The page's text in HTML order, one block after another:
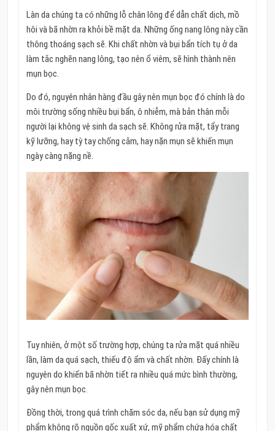
Làn da chúng ta có những lỗ chân lông để dẫn chất dịch, mồ
hôi và bã nhờn ra khỏi bề mặt da. Những ống nang lông này cần
thông thoáng sạch sẽ. Khi chất nhờn và bụi bẩn tích tụ ở da
làm tắc nghẽn nang lông, tạo nên ổ viêm, sẽ hình thành nên
mụn bọc.
Do đó, nguyên nhân hàng đầu gây nên mụn bọc đó chính là do
môi trường sống nhiều bụi bẩn, ô nhiễm, mà bản thân mỗi
người lại không vệ sinh da sạch sẽ. Không rửa mặt, tẩy trang
kỹ lưỡng, hay tỳ tay chống cằm, hay nặn mụn sẽ khiến mụn
ngày càng nặng nề.
Tuy nhiên, ở một số trường hợp, chúng ta rửa mặt quá nhiều
lần, làm da quá sạch, thiếu độ ẩm và chất nhờn. Đấy chính là
nguyên do khiến bã nhờn tiết ra nhiều quá mức bình thường,
gây nên mụn bọc.
Đồng thời, trong quá trình chăm sóc da, nếu bạn sử dụng mỹ
phẩm không rõ nguồn gốc xuất xứ, mỹ phẩm chứa hóa chất